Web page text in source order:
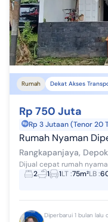
Rumah Dekat Akses
Rp 750 Juta
Rp 3 Jutaan (Tenor 20
Rumah Nyaman
Rangkapanjaya, Depok
2
1 1LT:75m²LB:
Diperbarui 1 bulan lalu